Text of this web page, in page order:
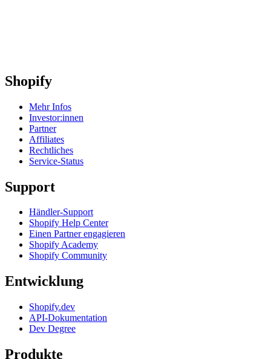
Shopify
Mehr Infos
Investor:innen
Partner
Affiliates
Rechtliches
Service-Status
Support
Händler-Support
Shopify Help Center
Einen Partner engagieren
Shopify Academy
Shopify Community
Entwicklung
Shopify.dev
API-Dokumentation
Dev Degree
Produkte